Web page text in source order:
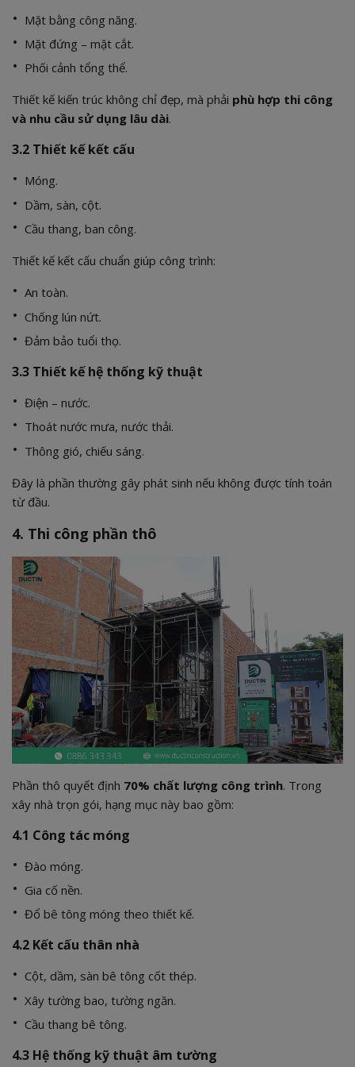
Mặt bằng công năng.
Mặt đứng – mặt cắt.
Phối cảnh tổng thể.
Thiết kế kiến trúc không chỉ đẹp, mà phải phù hợp thi công
và nhu cầu sử dụng lâu dài.
3.2 Thiết kế kết cấu
Móng.
Dầm, sàn, cột.
Cầu thang, ban công.
Thiết kế kết cấu chuẩn giúp công trình:
An toàn.
Chống lún nứt.
Đảm bảo tuổi thọ.
3.3 Thiết kế hệ thống kỹ thuật
Điện – nước.
Thoát nước mưa, nước thải.
Thông gió, chiếu sáng.
Đây là phần thường gây phát sinh nếu không được tính toán
từ đầu.
4. Thi công phần thô
Phần thô quyết định 70% chất lượng công trình. Trong
xây nhà trọn gói, hạng mục này bao gồm:
4.1 Công tác móng
Đào móng.
Gia cố nền.
Đổ bê tông móng theo thiết kế.
4.2 Kết cấu thân nhà
Cột, dầm, sàn bê tông cốt thép.
Xây tường bao, tường ngăn.
Cầu thang bê tông.
4.3 Hệ thống kỹ thuật âm tường